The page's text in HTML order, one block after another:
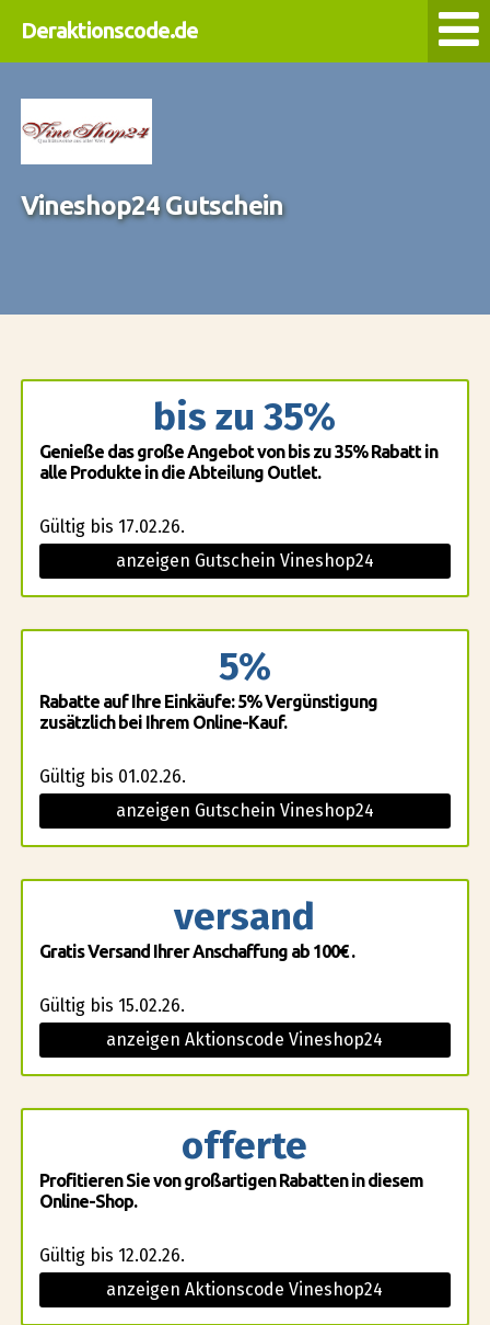
Deraktionscode.de
Vineshop24 Gutschein
bis zu 35%
Genieße das große Angebot von bis zu 35% Rabatt in
alle Produkte in die Abteilung Outlet.
Gültig bis 17.02.26.
anzeigen Gutschein Vineshop24
5%
Rabatte auf Ihre Einkäufe: 5% Vergünstigung
zusätzlich bei Ihrem Online-Kauf.
Gültig bis 01.02.26.
anzeigen Gutschein Vineshop24
versand
Gratis Versand Ihrer Anschaffung ab 100€ .
Gültig bis 15.02.26.
anzeigen Aktionscode Vineshop24
offerte
Profitieren Sie von großartigen Rabatten in diesem
Online-Shop.
Gültig bis 12.02.26.
anzeigen Aktionscode Vineshop24